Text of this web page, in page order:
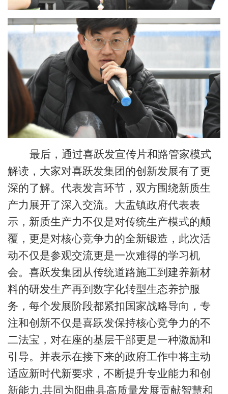
最后，通过喜跃发宣传片和路管家模式
解读，大家对喜跃发集团的创新发展有了更
深的了解。代表发言环节，双方围绕新质生
产力展开了深入交流。大盂镇政府代表表
示，新质生产力不仅是对传统生产模式的颠
覆，更是对核心竞争力的全新锻造，此次活
动不仅是参观交流更是一次难得的学习机
会。喜跃发集团从传统道路施工到建养新材
料的研发生产再到数字化转型生态养护服
务，每个发展阶段都紧扣国家战略导向，专
注和创新不仅是喜跃发保持核心竞争力的不
二法宝，对在座的基层干部更是一种激励和
引导。并表示在接下来的政府工作中将主动
适应新时代新要求，不断提升专业能力和创
新能力,共同为阳曲县高质量发展贡献智慧和